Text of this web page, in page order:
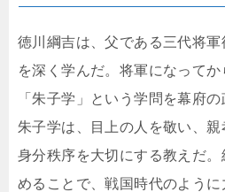
徳川綱吉は、父である三代将
を深く学んだ。将軍になって
「朱子学」という学問を幕府
朱子学は、目上の人を敬い、親
身分秩序を大切にする教えだ
めることで、戦国時代のように